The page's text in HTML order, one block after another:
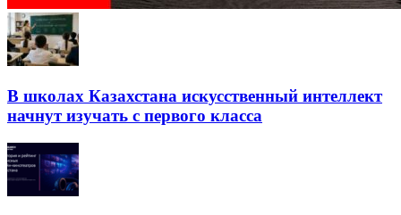
В школах Казахстана искусственный интеллект
начнут изучать с первого класса